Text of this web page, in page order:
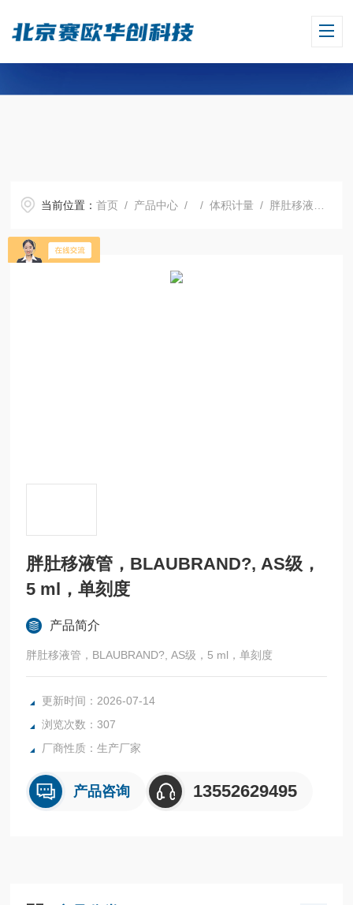
当前位置：首页 / 产品中心 / /体积计量 / 胖肚移液管，BLAUBRAND?, AS级，5 ml，单刻度
胖肚移液管，BLAUBRAND?, AS级，
5 ml，单刻度
产品简介
胖肚移液管，BLAUBRAND?, AS级，5 ml，单刻度
更新时间：2026-07-14
浏览次数：307
厂商性质：生产厂家
产品咨询 13552629495